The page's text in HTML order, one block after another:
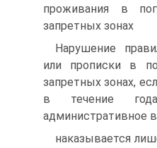
проживания в
запретных зонах
Нарушение
или прописки в
запретных зонах,
в течение
административное
наказывается